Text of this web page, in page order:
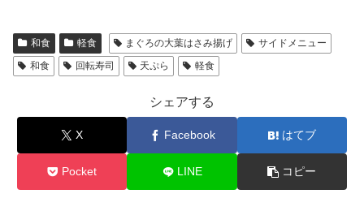
和食 軽食 まぐろの大葉はさみ揚げ
サイドメニュー
和食
回転寿司 天ぷら 軽食
シェアする
X Facebook はてブ
Pocket LINE コピー